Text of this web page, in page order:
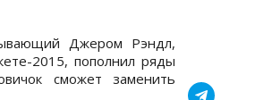
Джером Рэндл,
2015, пополнил ряды
сможет заменить